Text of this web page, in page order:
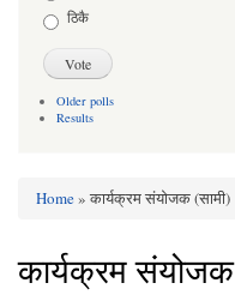
ठिकै
Older polls
Results
You are here
Home» कार्यक्रम संयोजक (सामी)
कार्यक्रम संयोजक